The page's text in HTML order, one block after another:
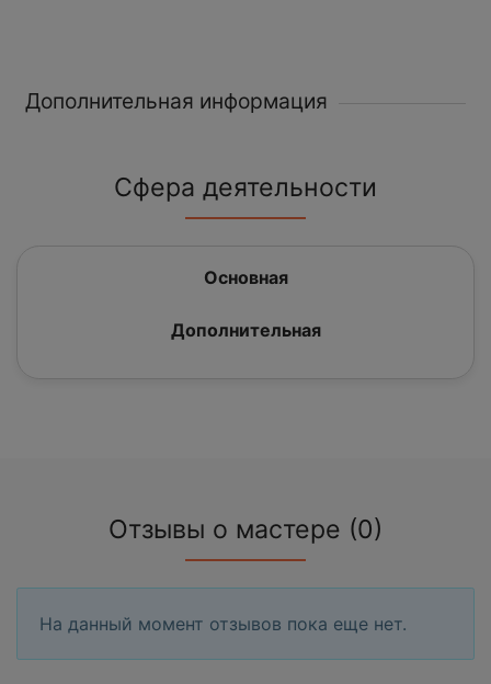
Дополнительная информация
Сфера деятельности
Основная
Дополнительная
Отзывы о мастере (0)
На данный момент отзывов пока еще нет.